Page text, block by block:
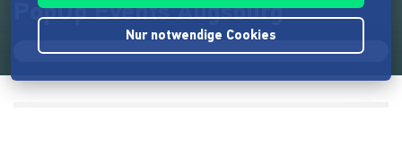
PopUp Events Augsburg
Nur notwendige Cookies